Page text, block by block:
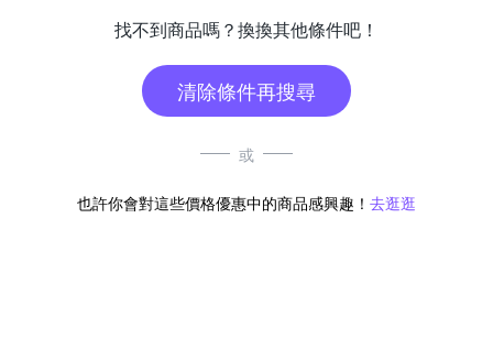
找不到商品嗎？換換其他條件吧！
清除條件再搜尋
或
也許你會對這些價格優惠中的商品感興趣！ 去逛逛